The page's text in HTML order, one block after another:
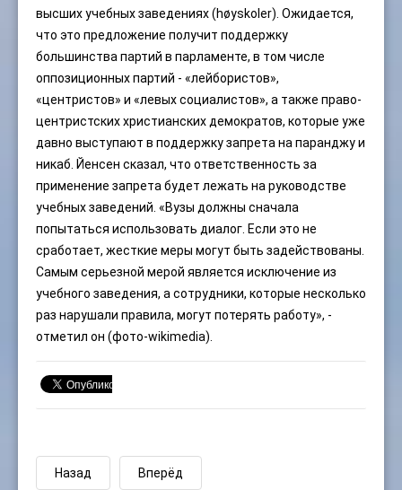
высших учебных заведениях (høyskoler). Ожидается,
что это предложение получит поддержку
большинства партий в парламенте, в том числе
оппозиционных партий - «лейбористов»,
«центристов» и «левых социалистов», а также право-
центристских христианских демократов, которые уже
давно выступают в поддержку запрета на паранджу и
никаб. Йенсен сказал, что ответственность за
применение запрета будет лежать на руководстве
учебных заведений. «Вузы должны сначала
попытаться использовать диалог. Если это не
сработает, жесткие меры могут быть задействованы.
Самым серьезной мерой является исключение из
учебного заведения, а сотрудники, которые несколько
раз нарушали правила, могут потерять работу», -
отметил он (фото-wikimedia).
Назад Вперёд